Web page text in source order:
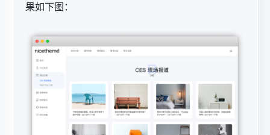
果如下图：